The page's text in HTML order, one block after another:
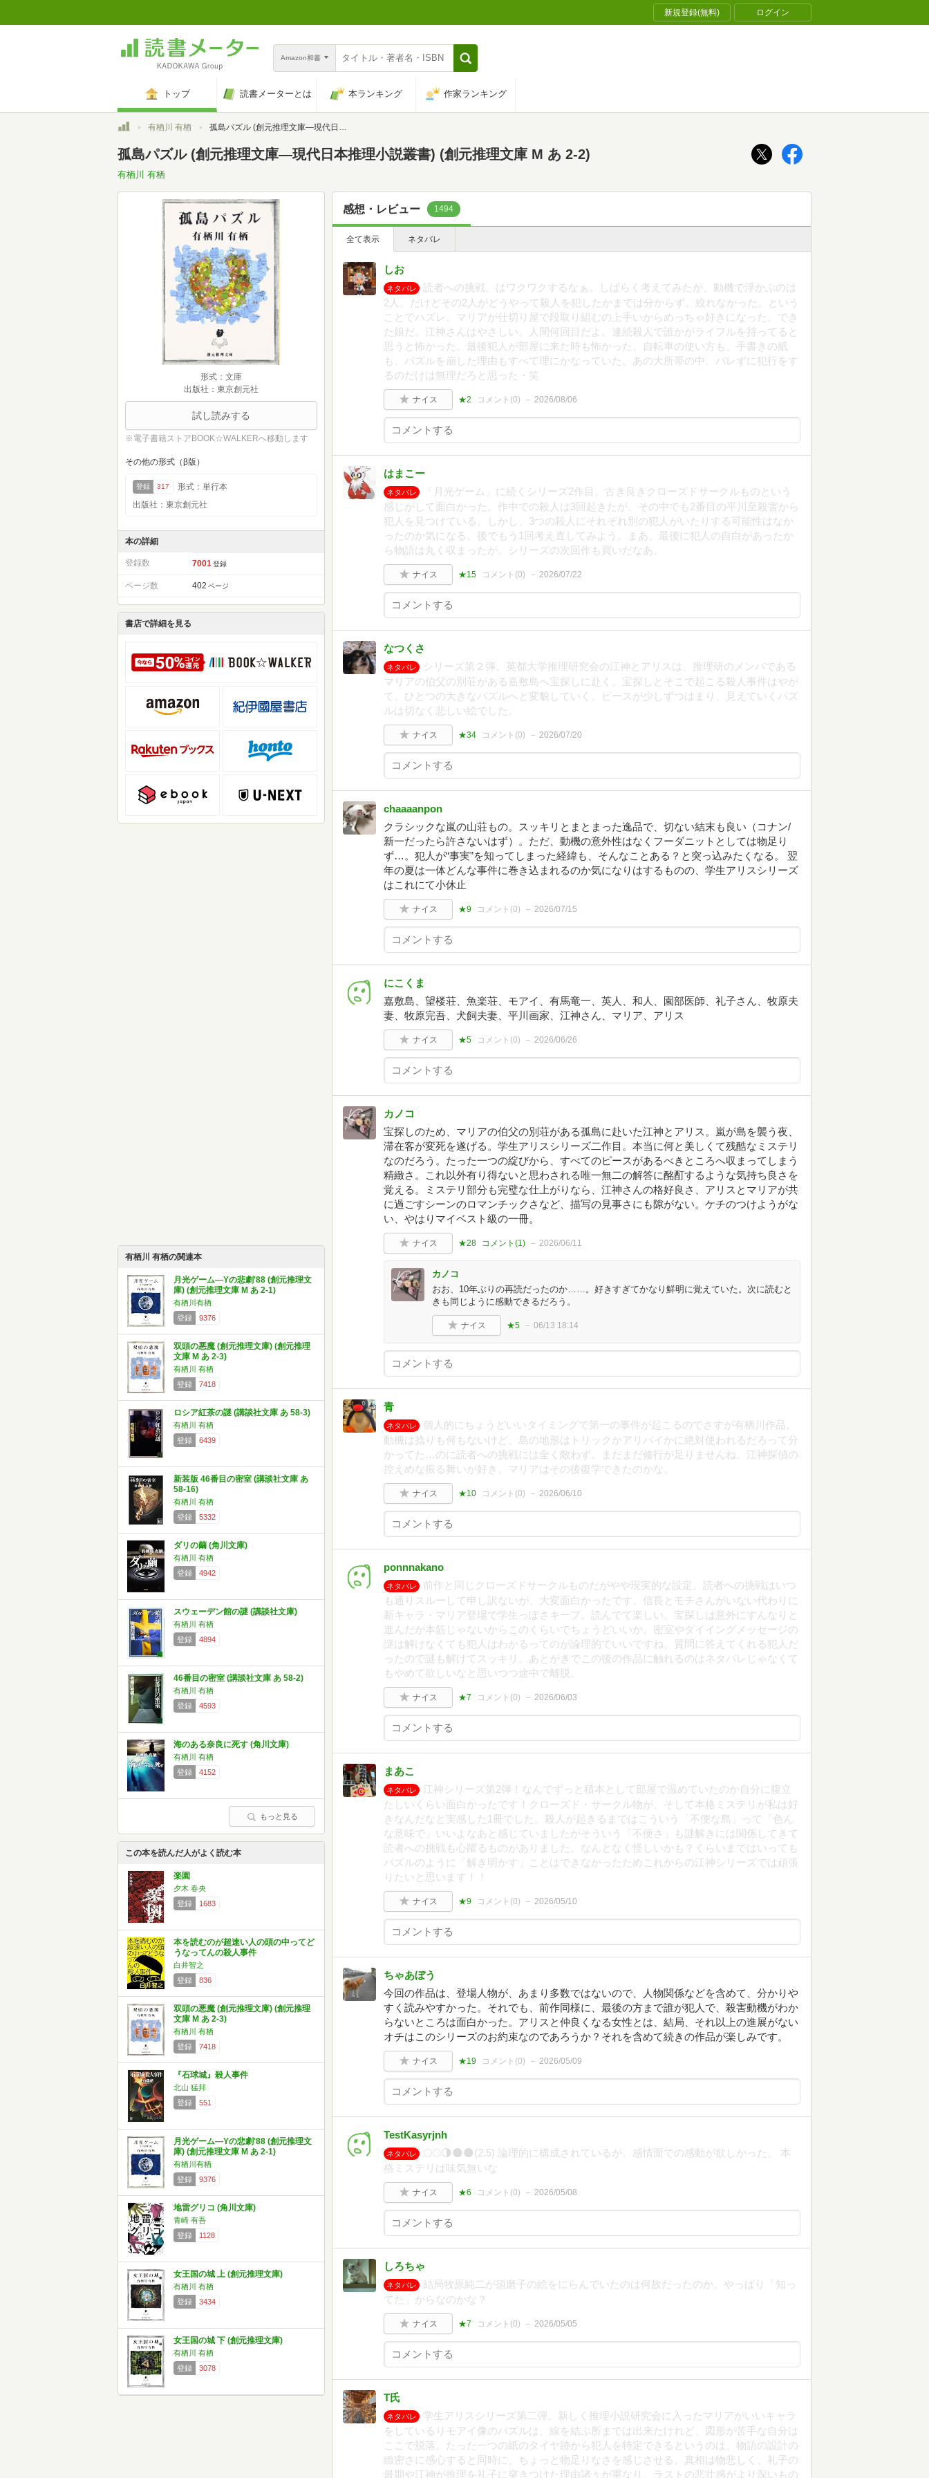
新規登録(無料) ログイン
Amazon和書
トップ 読書メーターとは 本ランキング 作家ランキング
トップ有栖川 有栖 孤島パズル (創元推理文庫―現代日本推理小説叢書) (創元推理文庫 M あ 2-2)
孤島パズル (創元推理文庫―現代日本推理小説叢書) (創元推理文庫 M あ 2-2)
有栖川 有栖
形式：文庫
出版社：東京創元社
試し読みする
※電子書籍ストアBOOK☆WALKERへ移動します
その他の形式（β版）
登録 317
形式：単行本
出版社：東京創元社
本の詳細
登録数 7001 登録
ページ数 402 ページ
書店で詳細を見る
有栖川 有栖の関連本
月光ゲーム―Yの悲劇'88 (創元推理文
庫) (創元推理文庫 M あ 2-1)
有栖川有栖
登録
9376
双頭の悪魔 (創元推理文庫) (創元推理
文庫 M あ 2-3)
有栖川 有栖
登録
7418
ロシア紅茶の謎 (講談社文庫 あ 58-3)
有栖川 有栖
登録
6439
新装版 46番目の密室 (講談社文庫 あ
58-16)
有栖川 有栖
登録
5332
ダリの繭 (角川文庫)
有栖川 有栖
登録
4942
スウェーデン館の謎 (講談社文庫)
有栖川 有栖
登録
4894
46番目の密室 (講談社文庫 あ 58-2)
有栖川 有栖
登録
4593
海のある奈良に死す (角川文庫)
有栖川 有栖
登録
4152
もっと見る
この本を読んだ人がよく読む本
楽園
夕木 春央
登録
1683
本を読むのが超速い人の頭の中ってど
うなってんの殺人事件
白井智之
登録
836
双頭の悪魔 (創元推理文庫) (創元推理
文庫 M あ 2-3)
有栖川 有栖
登録
7418
『石球城』殺人事件
北山 猛邦
登録
551
月光ゲーム―Yの悲劇'88 (創元推理文
庫) (創元推理文庫 M あ 2-1)
有栖川有栖
登録
9376
地雷グリコ (角川文庫)
青崎 有吾
登録
1128
女王国の城 上 (創元推理文庫)
有栖川 有栖
登録
3434
女王国の城 下 (創元推理文庫)
有栖川 有栖
登録
3078
感想・レビュー 1494
全て表示 ネタバレ
しお
ネタバレ
読者への挑戦、はワクワクするなぁ。しばらく考えてみたが、動機で浮かぶのは
2人。だけどその2人がどうやって殺人を犯したかまでは分からず。絞れなかった。という
ことでハズレ。マリアが仕切り屋で段取り組むの上手いからめっちゃ好きになった。でき
た娘だ。江神さんはやさしい。人間何回目だよ。連続殺人で誰かがライフルを持ってると
思うと怖かった。最後犯人が部屋に来た時も怖かった。自転車の使い方も、手書きの紙
も、パズルを崩した理由もすべて理にかなっていた。あの大所帯の中、バレずに犯行をす
るのだけは無理だろと思った・笑
ナイス ★2 コメント(0) 2026/08/06
はまこー
ネタバレ
「月光ゲーム」に続くシリーズ2作目。古き良きクローズドサークルものという
感じがして面白かった。作中での殺人は3回起きたが、その中でも2番目の平川至殺害から
犯人を見つけている。しかし、3つの殺人にそれぞれ別の犯人がいたりする可能性はなか
ったのか気になる。後でもう1回考え直してみよう。まあ、最後に犯人の自白があったか
ら物語は丸く収まったが。シリーズの次回作も買いだなあ。
ナイス ★15 コメント(0) 2026/07/22
なつくさ
ネタバレ
シリーズ第２弾。英都大学推理研究会の江神とアリスは、推理研のメンバである
マリアの伯父の別荘がある嘉敷島へ宝探しに赴く。宝探しとそこで起こる殺人事件はやが
て、ひとつの大きなパズルへと変貌していく。ピースが少しずつはまり、見えていくパズ
ルは切なく悲しい絵でした。
ナイス ★34 コメント(0) 2026/07/20
chaaaanpon
クラシックな嵐の山荘もの。スッキリとまとまった逸品で、切ない結末も良い（コナン/
新一だったら許さないはず）。ただ、動機の意外性はなくフーダニットとしては物足り
ず…。犯人が“事実”を知ってしまった経緯も、そんなことある？と突っ込みたくなる。 翌
年の夏は一体どんな事件に巻き込まれるのか気になりはするものの、学生アリスシリーズ
はこれにて小休止
ナイス ★9 コメント(0) 2026/07/15
にこくま
嘉敷島、望楼荘、魚楽荘、モアイ、有馬竜一、英人、和人、園部医師、礼子さん、牧原夫
妻、牧原完吾、犬飼夫妻、平川画家、江神さん、マリア、アリス
ナイス ★5 コメント(0) 2026/06/26
カノコ
宝探しのため、マリアの伯父の別荘がある孤島に赴いた江神とアリス。嵐が島を襲う夜、
滞在客が変死を遂げる。学生アリスシリーズ二作目。本当に何と美しくて残酷なミステリ
なのだろう。たった一つの綻びから、すべてのピースがあるべきところへ収まってしまう
精緻さ。これ以外有り得ないと思わされる唯一無二の解答に酩酊するような気持ち良さを
覚える。ミステリ部分も完璧な仕上がりなら、江神さんの格好良さ、アリスとマリアが共
に過ごすシーンのロマンチックさなど、描写の見事さにも隙がない。ケチのつけようがな
い、やはりマイベスト級の一冊。
ナイス ★28 コメント(1) 2026/06/11
カノコ
おお、10年ぶりの再読だったのか……。好きすぎてかなり鮮明に覚えていた。次に読むと
きも同じように感動できるだろう。
ナイス ★5 06/13 18:14
青
ネタバレ
個人的にちょうどいいタイミングで第一の事件が起こるのでさすが有栖川作品。
動機は捻りも何もないけど、島の地形はトリックかアリバイかに絶対使われるだろって分
かってた…のに読者への挑戦には全く敵わず。まだまだ修行が足りませんね。江神探偵の
控えめな振る舞いが好き。マリアはその後復学できたのかな。
ナイス ★10 コメント(0) 2026/06/10
ponnnakano
ネタバレ
前作と同じクローズドサークルものだがやや現実的な設定。読者への挑戦はいつ
も通りスルーして申し訳ないが、大変面白かったです。信長とモチさんがいない代わりに
新キャラ・マリア登場で学生っぽさキープ。読んでて楽しい。宝探しは意外にすんなりと
進んだが本筋じゃないからこのくらいでちょうどいいか。密室やダイイングメッセージの
謎は解けなくても犯人はわかるってのが論理的でいいですね。質問に答えてくれる犯人だ
ったので謎も解けてスッキリ。あとがきでこの後の作品に触れるのはネタバレじゃなくて
もやめて欲しいなと思いつつ途中で離脱。
ナイス ★7 コメント(0) 2026/06/03
まあこ
ネタバレ
江神シリーズ第2弾！なんでずっと積本として部屋で温めていたのか自分に腹立
たしいくらい面白かったです！クローズド・サークル物が、そして本格ミステリが私は好
きなんだなと実感した1冊でした。殺人が起きるまではこういう「不便な島」って「色ん
な意味で」いいよなあと感じていましたがそういう「不便さ」も謎解きには関係してきて
読者への挑戦も心躍るものがありました。なんとなく怪しいかも？くらいまではいっても
パズルのように「解き明かす」ことはできなかったためこれからの江神シリーズでは頑張
りたいと思います！！
ナイス ★9 コメント(0) 2026/05/10
ちゃあぼう
今回の作品は、登場人物が、あまり多数ではないので、人物関係などを含めて、分かりや
すく読みやすかった。それでも、前作同様に、最後の方まで誰が犯人で、殺害動機がわか
らないところは面白かった。アリスと仲良くなる女性とは、結局、それ以上の進展がない
オチはこのシリーズのお約束なのであろうか？それを含めて続きの作品が楽しみです。
ナイス ★19 コメント(0) 2026/05/09
TestKasyrjnh
ネタバレ
🌕️🌕️🌗🌑🌑(2.5) 論理的に構成されているが、感情面での感動が欲しかった。 本
格ミステリは味気無いな
ナイス ★6 コメント(0) 2026/05/08
しろちゃ
ネタバレ
結局牧原純二が須磨子の絵をにらんでいたのは何故だったのか。やっぱり「知っ
てた」からなのかな？
ナイス ★7 コメント(0) 2026/05/05
T氏
ネタバレ
学生アリスシリーズ第二弾。新しく推理小説研究会に入ったマリアがいいキャラ
をしているりモアイ像のパズルは、線を結ぶ所までは出来たけれど、図形が苦手な自分は
ここで脱落。たった一つの紙のタイヤ跡から犯人を特定できるというのは、物語の設計の
緻密さに感心すると同時に、ちょっと物足りなさを感じさせる。真相は物悲しく、礼子の
最期や江神が推理を礼子に突きつけた理由諸々が重なり、ラストの悲壮感がより深いもの